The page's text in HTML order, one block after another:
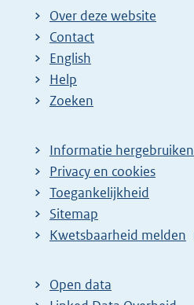
Over deze website
Contact
English
Help
Zoeken
Informatie hergebruiken
Privacy en cookies
Toegankelijkheid
Sitemap
E
t
e
Kwetsbaarheid melden
Open data